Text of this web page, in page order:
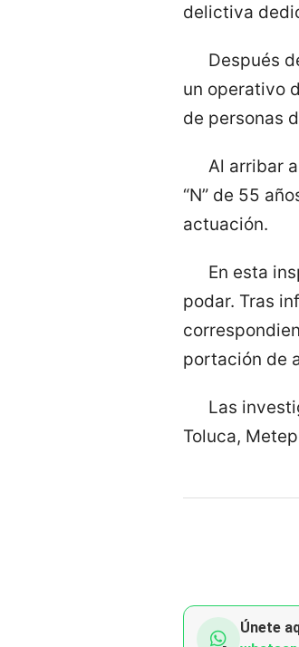
delictiva
Después
un operativo
de personas
Al arribar
“N” de 55
actuación.
En esta
podar. Tras
portación de
Las
Toluca,
Únete